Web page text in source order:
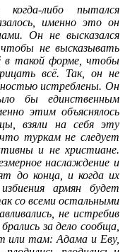
либо пытался
именно это он
Он не высказался
не высказывать
в такой форме, чтобы
всё. Так, он не
истреблены. Он
бы единственным
этим объяснялось
взяли на себя эту
туркам не следует
и не христиане.
наслаждение и
до конца, и когда их
армян будет
со всеми остальными
не истребив
за дело сообща,
или там: Адама и Еву,